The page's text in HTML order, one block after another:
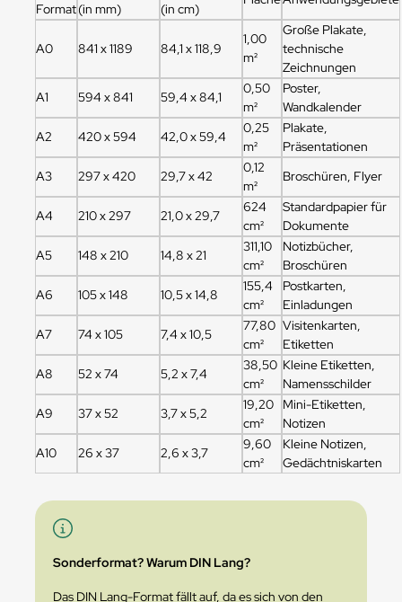
Format(in mm) (in cm)
A0 841 x 1189 84,1 x 118,9
1,00
m²
Große Plakate,
technische
Zeichnungen
A1
594 x 841 59,4 x 84,1
0,50
m²
Poster,
Wandkalender
A2
420 x 594 42,0 x 59,4
0,25
m²
Plakate,
Präsentationen
A3
297 x 420 29,7 x 42
0,12
m²
Broschüren, Flyer
A4 210 x 297 21,0 x 29,7
624
cm²
Standardpapier für
Dokumente
A5
148 x 210 14,8 x 21
311,10
cm²
Notizbücher,
Broschüren
A6
105 x 148 10,5 x 14,8
155,4
cm²
Postkarten,
Einladungen
A7
74 x 105 7,4 x 10,5
77,80
cm²
Visitenkarten,
Etiketten
A8
52 x 74 5,2 x 7,4
38,50
cm²
Kleine Etiketten,
Namensschilder
A9
37 x 52 3,7 x 5,2
19,20
cm²
Mini-Etiketten,
Notizen
A10
26 x 37 2,6 x 3,7
9,60
cm²
Kleine Notizen,
Gedächtniskarten
Sonderformat? Warum DIN Lang?
Das DIN Lang-Format fällt auf, da es sich von den